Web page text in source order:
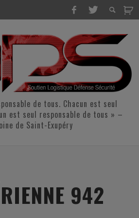
de tous. Chacun est seul
est seul responsable de tous » –
de Saint-Exupéry
942